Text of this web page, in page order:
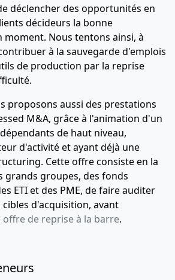
déclencher des opportunités en
décideurs la bonne
Nous tentons ainsi, à
à la sauvegarde d'emplois
de production par la reprise
proposons aussi des prestations
M&A, grâce à l'animation d'un
de haut niveau,
d'activité et ayant déjà une
Cette offre consiste en la
grands groupes, des fonds
ETI et des PME, de faire auditer
d'acquisition, avant
offre de reprise à la barre.